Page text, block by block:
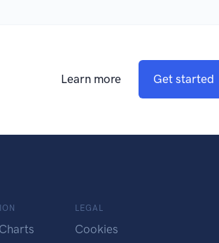
Learn more Get started
LEGAL
Cookies